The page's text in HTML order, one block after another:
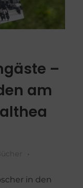
–
am
in den